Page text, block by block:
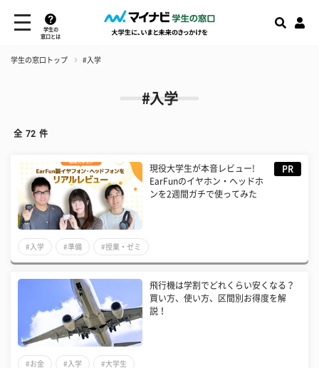
学生の
窓口とは
学生の窓口トップ #入学
#入学
全 72 件
現役大学生が本音レビュー!
EarFunのイヤホン・ヘッドホ
ンを2週間ガチで使ってみた
PR
#入学 #準備 #授業・ゼミ
飛行機は学割でどれくらい安くなる？
買い方、使い方、区間別お得度を解
説！
#お金 #入学 #大学生